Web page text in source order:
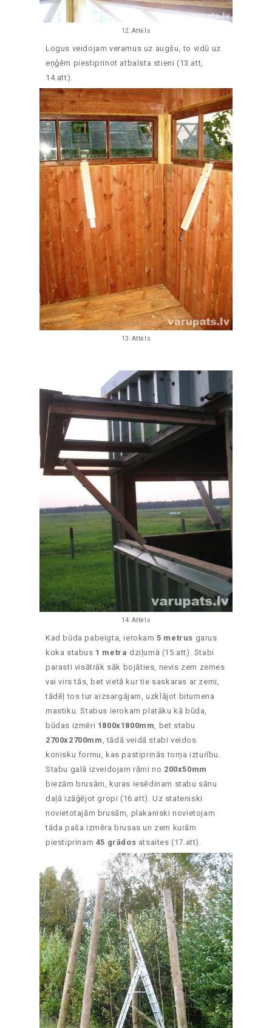
12.Attēls
Logus veidojam veramus uz augšu, to vidū uz
eņģēm piestiprinot atbalsta stieni (13.att,
14.att).
13.Attēls
14.Attēls
Kad būda pabeigta, ierokam5 metrus garus
koka stabus 1 metra dziļumā (15.att). Stabi
parasti visātrāk sāk bojāties, nevis zem zemes
vai virs tās, bet vietā kur tie saskaras ar zemi,
tādēļ tos tur aizsargājam, uzklājot bitumena
mastiku. Stabus ierokam platāku kā būda,
būdas izmēri 1800x1800mm, bet stabu
2700x2700mm, tādā veidā stabi veidos
konisku formu, kas pastiprinās torņa izturību.
Stabu galā izveidojam rāmi no 200x50mm
biezām brusām, kuras iesēdinam stabu sānu
daļā izāģējot gropi (16.att). Uz stateniski
novietotajām brusām, plakaniski novietojam
tāda paša izmēra brusas un zem kurām
piestiprinam 45 grādos atsaites (17.att).